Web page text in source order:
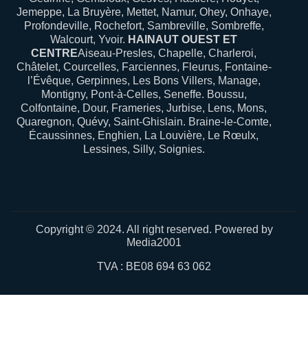
Jemeppe, La Bruyère, Mettet, Namur, Ohey, Onhaye,
Profondeville, Rochefort, Sambreville, Sombreffe,
Walcourt, Yvoir. HAINAUT OUEST ET
CENTREAiseau-Presles, Chapelle, Charleroi,
Châtelet, Courcelles, Farciennes, Fleurus, Fontaine-
l’Évêque, Gerpinnes, Les Bons Villers, Manage,
Montigny, Pont-à-Celles, Seneffe. Boussu,
Colfontaine, Dour, Frameries, Jurbise, Lens, Mons,
Quaregnon, Quévy, Saint-Ghislain. Braine-le-Comte,
Écaussinnes, Enghien, La Louvière, Le Rœulx,
Lessines, Silly, Soignies.
Copyright © 2024. All right reserved. Powered by
Media2001
TVA : BE08 694 63 062